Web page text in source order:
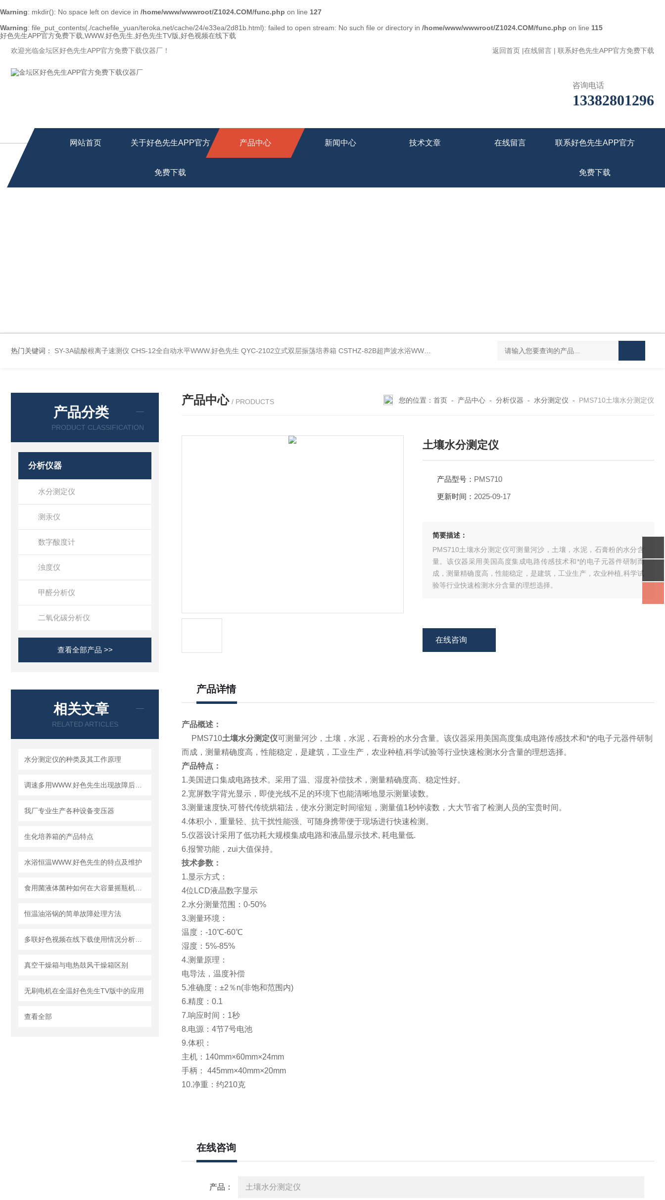
Warning: mkdir(): No space left on device in /home/www/wwwroot/Z1024.COM/func.php on line 127
Warning: file_put_contents(./cachefile_yuan/teroka.net/cache/24/e33ea/2d81b.html): failed to open stream: No such file or directory in /home/www/wwwroot/Z1024.COM/func.php on line 115
好色先生APP官方免费下载,WWW.好色先生,好色先生TV版,好色视频在线下载
欢迎光临金坛区好色先生APP官方免费下载仪器厂！
返回首页 |在线留言 | 联系好色先生APP官方免费下载
咨询电话
13382801296
网站首页 关于好色先生APP官方
免费下载
产品中心 新闻中心 技术文章 在线留言 联系好色先生APP官方
免费下载
热门关键词： SY-3A硫酸根离子速测仪 CHS-12全自动水平WWW.好色先生 QYC-2102立式双层振荡培养箱 CSTHZ-82B超声波水浴WWW.好色先生 DC-20L低温恒温水浴 HY-100L大容量恒温油浴锅
产品分类
PRODUCT CLASSIFICATION
分析仪器
水分测定仪
测汞仪
数字酸度计
浊度仪
甲醛分析仪
二氧化碳分析仪
查看全部产品 >>
相关文章
RELATED ARTICLES
水分测定仪的种类及其工作原理
我厂专业生产各种设备变压器
生化培养箱的产品特点
水浴恒温WWW.好色先生的特点及维护
恒温油浴锅的简单故障处理方法
真空干燥箱与电热鼓风干燥箱区别
无刷电机在全温好色先生TV版中的应用
查看全部
产品中心 / PRODUCTS 您的位置： 首页 - 产品中心 - 分析仪器 - 水分测定仪 - PMS710土壤水分测定仪
土壤水分测定仪
产品型号： PMS710
更新时间： 2025-09-17
简要描述：
PMS710土壤水分测定仪可测量河沙，土壤，水泥，石膏粉的水分含
量。该仪器采用美国高度集成电路传感技术和*的电子元器件研制而
成，测量精确度高，性能稳定，是建筑，工业生产，农业种植,科学试
验等行业快速检测水分含量的理想选择。
在线咨询
产品详情
产品概述：
PMS710土壤水分测定仪可测量河沙，土壤，水泥，石膏粉的水分含量。该仪器采用美国高度集成电路传感技术和*的电子元器件研制
而成，测量精确度高，性能稳定，是建筑，工业生产，农业种植,科学试验等行业快速检测水分含量的理想选择。
产品特点：
1.美国进口集成电路技术。采用了温、湿度补偿技术，测量精确度高、稳定性好。
2.宽屏数字背光显示，即使光线不足的环境下也能清晰地显示测量读数。
3.测量速度快,可替代传统烘箱法，使水分测定时间缩短，测量值1秒钟读数，大大节省了检测人员的宝贵时间。
4.体积小，重量轻、抗干扰性能强、可随身携带便于现场进行快速检测。
5.仪器设计采用了低功耗大规模集成电路和液晶显示技术, 耗电量低.
6.报警功能，zui大值保持。
技术参数：
1.显示方式：
4位LCD液晶数字显示
2.水分测量范围：0-50%
3.测量环境：
温度：-10℃-60℃
湿度：5%-85%
4.测量原理：
电导法，温度补偿
5.准确度：±2％n(非饱和范围内)
6.精度：0.1
7.响应时间：1秒
8.电源：4节7号电池
9.体积：
主机：140mm×60mm×24mm
手柄： 445mm×40mm×20mm
10.净重：约210克
在线咨询
产品：